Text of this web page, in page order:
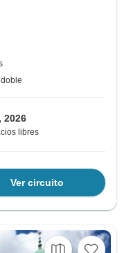
2026
libres
Ver circuito